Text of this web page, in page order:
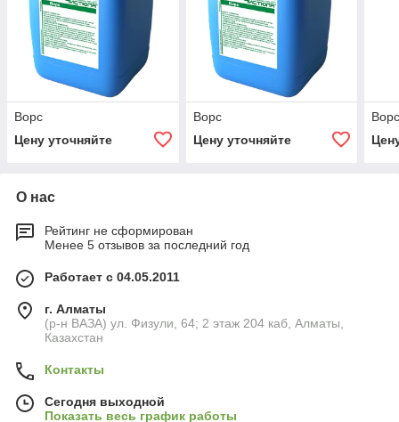
Ворс
Цену уточняйте
Ворс
Цену уточняйте
О нас
Рейтинг не сформирован
Менее 5 отзывов за последний год
Работает с 04.05.2011
г. Алматы
(р-н ВАЗА) ул. Физули, 64; 2 этаж 204 каб, Алматы,
Казахстан
Контакты
Сегодня выходной
Показать весь график работы